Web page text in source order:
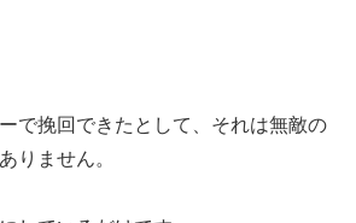
で挽回できたとして、それは無敵の
りません。